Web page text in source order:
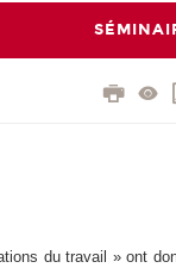
du travail » ont